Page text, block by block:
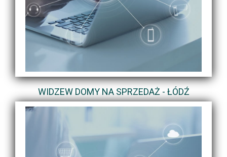
WIDZEW DOMY NA SPRZEDAŻ - ŁÓDŹ